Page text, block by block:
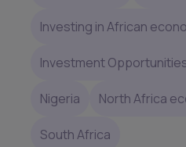
Investing in African
Investment
Nigeria North Africa
South Africa